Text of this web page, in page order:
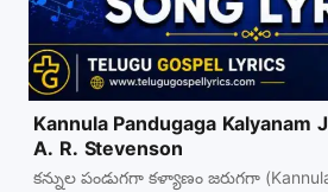
Kannula Pandugaga Kalyanam
A. R. Stevenson
కన్నుల పండుగగా కళ్యాణం జరుగగా